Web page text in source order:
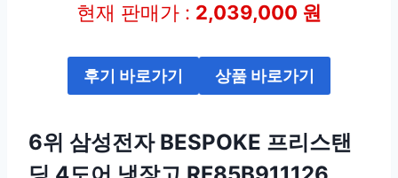
현재 판매가 : 2,039,000 원
후기 바로가기 상품 바로가기
6위 삼성전자 BESPOKE 프리스탠